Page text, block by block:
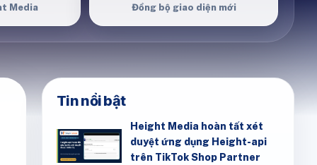
Media Đồng bộ giao diện mới
Tin nổi bật
Height Media hoàn tất xét
duyệt ứng dụng Height-api
trên TikTok Shop Partner